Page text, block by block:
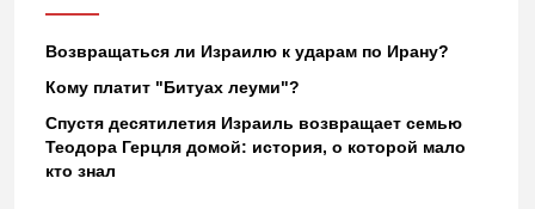
Возвращаться ли Израилю к ударам по Ирану?
Кому платит "Битуах леуми"?
Спустя десятилетия Израиль возвращает семью
Теодора Герцля домой: история, о которой мало
кто знал